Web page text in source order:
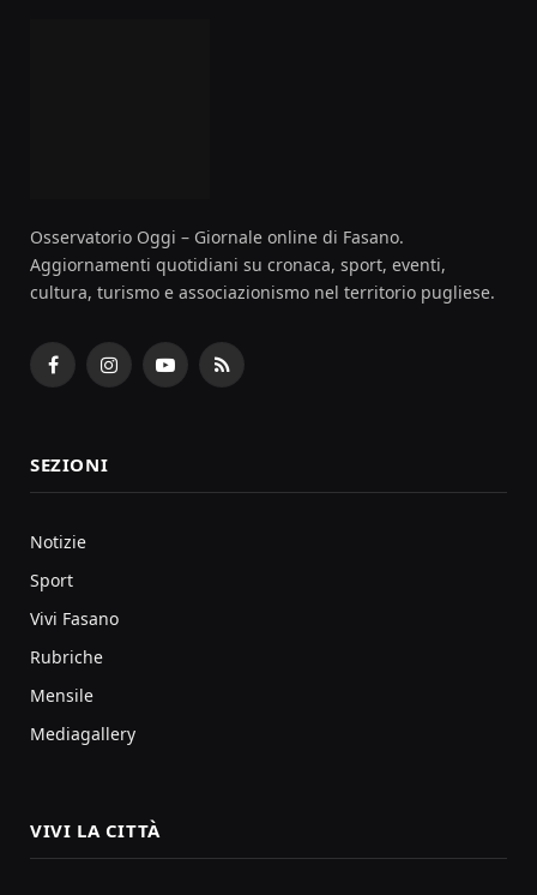
Osservatorio Oggi – Giornale online di Fasano.
Aggiornamenti quotidiani su cronaca, sport, eventi,
cultura, turismo e associazionismo nel territorio pugliese.
FacebookInstagramYouTubeRSS
SEZIONI
Notizie
Sport
Vivi Fasano
Rubriche
Mensile
Mediagallery
VIVI LA CITTÀ